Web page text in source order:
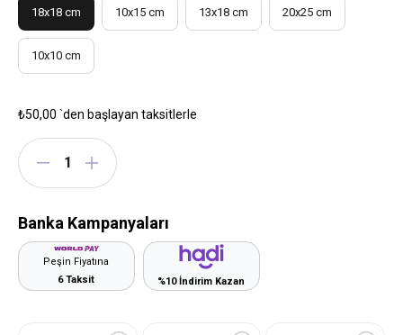
18x18 cm 10x15 cm 13x18 cm 20x25 cm
10x10 cm
₺50,00 `den başlayan taksitlerle
Banka Kampanyaları
Peşin Fiyatına
6 Taksit
%10 İndirim Kazan